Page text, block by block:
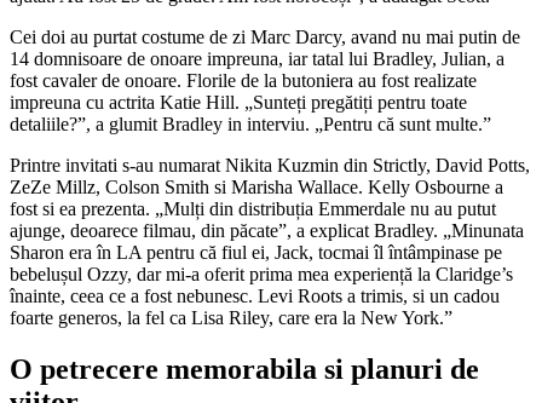
Cei doi au purtat costume de zi Marc Darcy, avand nu mai putin de
14 domnisoare de onoare impreuna, iar tatal lui Bradley, Julian, a
fost cavaler de onoare. Florile de la butoniera au fost realizate
impreuna cu actrita Katie Hill. „Sunteți pregătiți pentru toate
detaliile?”, a glumit Bradley in interviu. „Pentru că sunt multe.”
Printre invitati s-au numarat Nikita Kuzmin din Strictly, David Potts,
ZeZe Millz, Colson Smith si Marisha Wallace. Kelly Osbourne a
fost si ea prezenta. „Mulți din distribuția Emmerdale nu au putut
ajunge, deoarece filmau, din păcate”, a explicat Bradley. „Minunata
Sharon era în LA pentru că fiul ei, Jack, tocmai îl întâmpinase pe
bebelușul Ozzy, dar mi-a oferit prima mea experiență la Claridge’s
înainte, ceea ce a fost nebunesc. Levi Roots a trimis, si un cadou
foarte generos, la fel ca Lisa Riley, care era la New York.”
O petrecere memorabila si planuri de